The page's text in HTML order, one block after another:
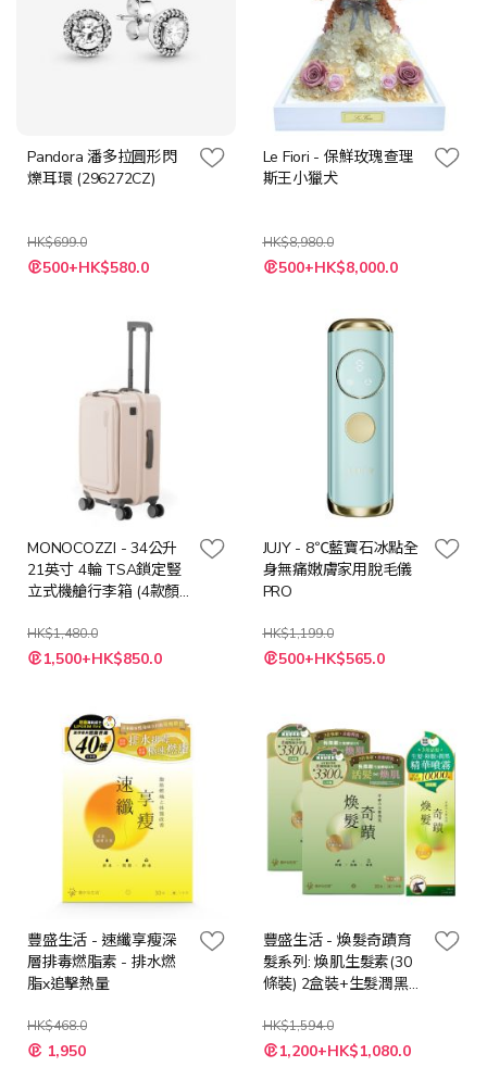
Pandora 潘多拉圓形閃
爍耳環 (296272CZ)
HK$699.0
特
殊 500+HK$580.0
Le Fiori - 保鮮玫瑰查理
斯王小獵犬
HK$8,980.0
特
殊 500+HK$8,000.0
MONOCOZZI - 34公升
21英寸 4輪 TSA鎖定豎
立式機艙行李箱 (4款顏
HK$1,480.0
1,500+HK$850.0
JUJY - 8℃藍寶石冰點全
身無痛嫩膚家用脫毛儀
PRO
HK$1,199.0
特
殊 500+HK$565.0
豐盛生活 - 速纖享瘦深
層排毒燃脂素 - 排水燃
脂x追擊熱量
HK$468.0
特
殊 1,950
豐盛生活 - 煥髮奇蹟育
髮系列: 煥肌生髮素(30
條裝) 2盒裝+生髮潤黑激
HK$1,594.0
特
殊 1,200+HK$1,080.0